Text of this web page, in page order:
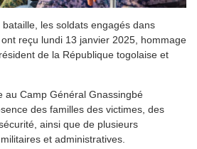
les soldats engagés dans
ont reçu lundi 13 janvier 2025, hommage
de la République togolaise et
au Camp Général Gnassingbé
des familles des victimes, des
ainsi que de plusieurs
et administratives.